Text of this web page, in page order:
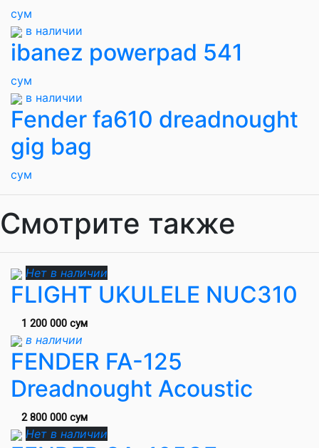
сум
в наличии
ibanez powerpad 541
сум
в наличии
Fender fa610 dreadnought
gig bag
сум
Смотрите также
Нет в наличии
FLIGHT UKULELE NUC310
1 200 000 сум
в наличии
FENDER FA-125
Dreadnought Acoustic
2 800 000 сум
Нет в наличии